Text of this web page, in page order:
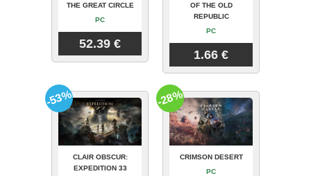
THE GREAT CIRCLE
PC
52.39 €
OF THE OLD
REPUBLIC
PC
1.66 €
CLAIR OBSCUR:
EXPEDITION 33
-53%
CRIMSON DESERT
PC
-28%